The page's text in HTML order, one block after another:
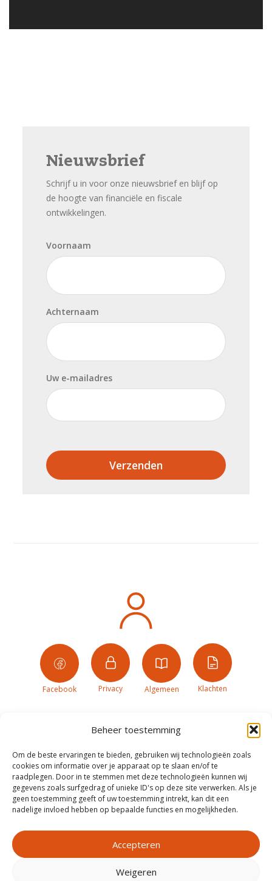
Beheer toestemming
Om de beste ervaringen te bieden, gebruiken wij technologieën zoals
cookies om informatie over je apparaat op te slaan en/of te
raadplegen. Door in te stemmen met deze technologieën kunnen wij
gegevens zoals surfgedrag of unieke ID's op deze site verwerken. Als je
geen toestemming geeft of uw toestemming intrekt, kan dit een
nadelige invloed hebben op bepaalde functies en mogelijkheden.
Accepteren
Weigeren
Nieuwsbrief
Schrijf u in voor onze nieuwsbrief en blijf op
de hoogte van financiële en fiscale
ontwikkelingen.
Voornaam
Achternaam
Uw e-mailadres
Verzenden
Facebook Privacy Algemeen Klachten